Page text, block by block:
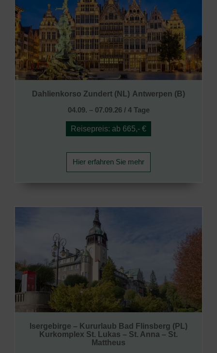
Dahlienkorso Zundert (NL) Antwerpen (B)
04.09. – 07.09.26 / 4 Tage
Reisepreis: ab 665,- €
Hier erfahren Sie mehr
Isergebirge – Kururlaub Bad Flinsberg (PL)
Kurkomplex St. Lukas – St. Anna – St.
Mattheus